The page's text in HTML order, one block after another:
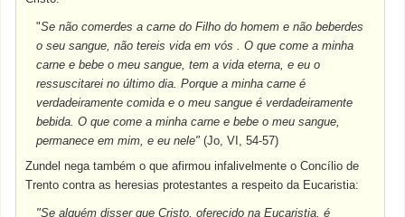
"Se não comerdes a carne do Filho do homem e não beberdes
o seu sangue, não tereis vida em vós . O que come a minha
carne e bebe o meu sangue, tem a vida eterna, e eu o
ressuscitarei no último dia. Porque a minha carne é
verdadeiramente comida e o meu sangue é verdadeiramente
bebida. O que come a minha carne e bebe o meu sangue,
permanece em mim, e eu nele"(Jo, VI, 54-57)
Zundel nega também o que afirmou infalivelmente o Concílio de
Trento contra as heresias protestantes a respeito da Eucaristia:
"Se alguém disser que Cristo, oferecido na Eucaristia, é